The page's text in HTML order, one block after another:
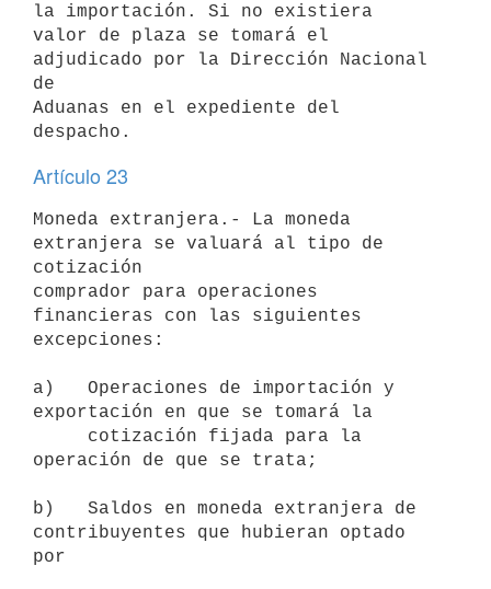
la importación. Si no existiera
valor de plaza se tomará el
adjudicado por la Dirección Nacional
de
Aduanas en el expediente del
Artículo 23
Moneda extranjera.- La moneda
extranjera se valuará al tipo de
cotización
comprador para operaciones
financieras con las siguientes
excepciones:
a)   Operaciones de importación y
exportación en que se tomará la
operación de que se trata;
b)   Saldos en moneda extranjera de
contribuyentes que hubieran optado
por